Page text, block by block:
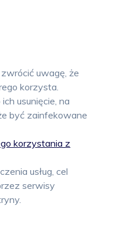
uwagę, że
korzysta.
usunięcie, na
być zainfekowane
korzystania z
usług, cel
serwisy